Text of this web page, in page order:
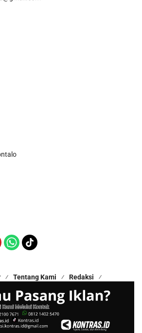
Tentang Kami
Redaksi
Reserved | Proudly Hosted by